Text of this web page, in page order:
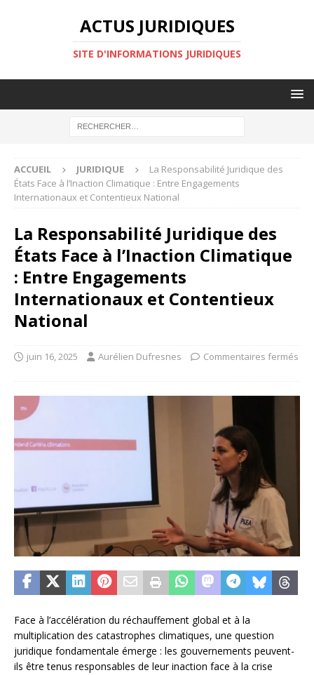
ACTUS JURIDIQUES
SITE D'INFORMATIONS JURIDIQUES
ACCUEIL JURIDIQUE
La Responsabilité Juridique des
États Face à l’Inaction Climatique : Entre Engagements
Internationaux et Contentieux National
La Responsabilité Juridique des
États Face à l’Inaction Climatique
: Entre Engagements
Internationaux et Contentieux
National
juin 16, 2025 Aurélien Dufresnes Commentaires fermés
Face à l’accélération du réchauffement global et à la
multiplication des catastrophes climatiques, une question
juridique fondamentale émerge : les gouvernements peuvent-
ils être tenus responsables de leur inaction face à la crise